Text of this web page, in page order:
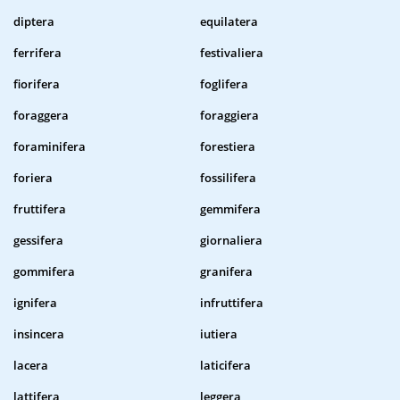
diptera
equilatera
ferrifera
festivaliera
fiorifera
foglifera
foraggera
foraggiera
foraminifera
forestiera
foriera
fossilifera
fruttifera
gemmifera
gessifera
giornaliera
gommifera
granifera
ignifera
infruttifera
insincera
iutiera
lacera
laticifera
lattifera
leggera